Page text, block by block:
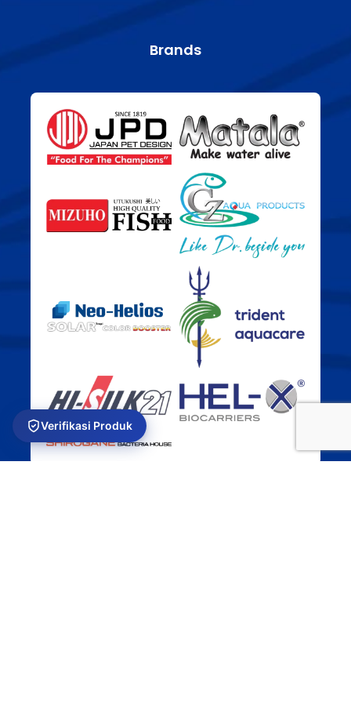
Brands
Verifikasi Produk